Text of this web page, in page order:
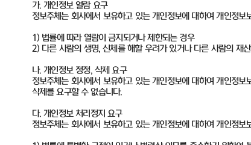
가. 개인정보 열람 요구
정보주체는 회사에서 보유하고 있는 개인정보에 대하여 개인정
1) 법률에 따라 열람이 금지되거나 제한되는 경우
2) 다른 사람의 생명, 신체를 해할 우려가 있거나 다른 사람의 재
나. 개인정보 정정, 삭제 요구
정보주체는 회사에서 보유하고 있는 개인정보에 대하여 개인정
삭제를 요구할 수 없습니다.
다. 개인정보 처리정지 요구
정보주체는 회사에서 보유하고 있는 개인정보에 대하여 개인정